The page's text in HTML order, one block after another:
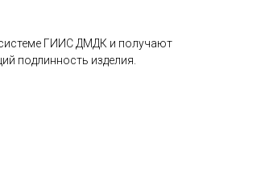
ГИИС ДМДК и получают
подлинность изделия.